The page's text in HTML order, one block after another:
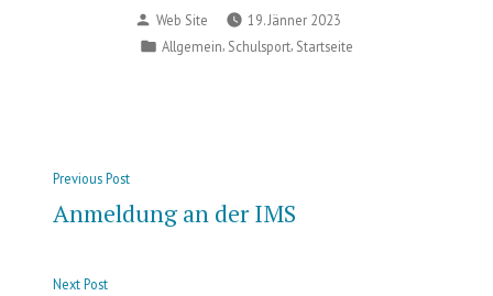
Posted
by
Web Site
19. Jänner 2023
Posted
Allgemein Schulsport Startseite
Beitragsnavigation
Previous PostPrevious
post:
Anmeldung an der IMS
Next PostNext